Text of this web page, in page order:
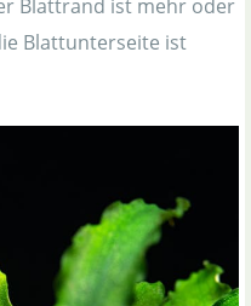
Blattrand ist mehr oder
Blattunterseite ist